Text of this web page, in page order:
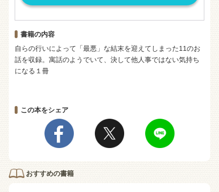
書籍の内容
自らの行いによって「最悪」な結末を迎えてしまった11のお
話を収録。寓話のようでいて、決して他人事ではない気持ち
になる１冊
この本をシェア
おすすめの書籍